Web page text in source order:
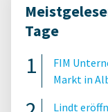
Tage
FIM
Markt in
Lindt